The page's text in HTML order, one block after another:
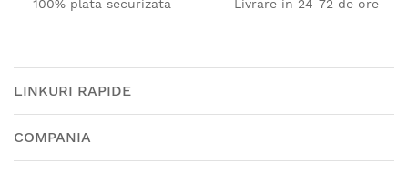
100% plata securizata
Livrare in 24-72 de ore
LINKURI RAPIDE
COMPANIA